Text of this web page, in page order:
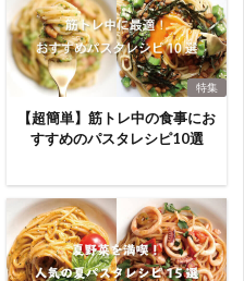
特集
【超簡単】筋トレ中の食事にお
すすめのパスタレシピ10選